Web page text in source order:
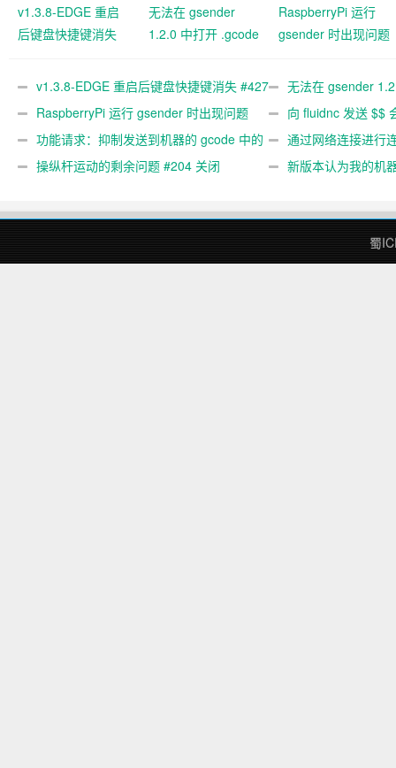
v1.3.8-EDGE 重启
后键盘快捷键消失
无法在 gsender
1.2.0 中打开 .gcode
RaspberryPi 运行
gsender 时出现问题
v1.3.8-EDGE 重启后键盘快捷键消失 #427
关闭
无法在 gsender
#367
RaspberryPi 运行 gsender 时出现问题
#89
向 fluidnc 发送 $$
#473
功能请求：抑制发送到机器的 gcode 中的
gcode 注释。 #444 关闭
通过网络连接进行
操纵杆运动的剩余问题 #204 关闭
新版本认为我的机
蜀